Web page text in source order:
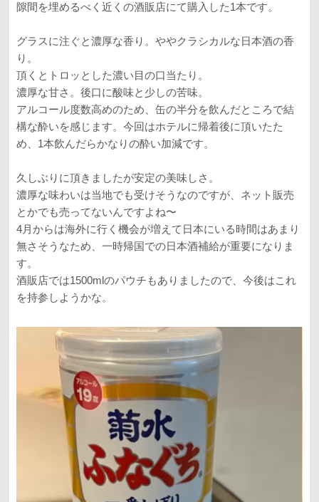
隙間を埋めるべく近くの酒販店にて購入した1本です。
グラスに注ぐと濃厚な香り。ややクラシカルな日本酒の香
り。
頂くとトロッとした濃い目の口当たり。
濃厚な甘さ。後口に酸味と少しの苦味。
アルコール度数高めのため、缶の半分を飲んだところで結
構な酔いを感じます。今回はホテルに帰着後に頂いたた
め、1本飲んだらかなりの酔い加減です。
久しぶりに頂きましたが安定の美味しさ。
濃厚な味わいは当地でも受けそうなのですが、ネット販売
とかでも売ってないんですよね〜
4月からは海外に行く機会が増えて日本にいる時間はあまり
無さそうなため、一時帰国での日本酒補給が重要になりま
す。
酒販店では1500mlのパウチもありましたので、今後はこれ
を持参しようかな。